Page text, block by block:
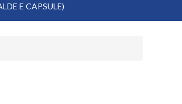
E CAPSULE)